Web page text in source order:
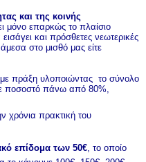
και της κοινής
μόνο επαρκώς το πλαίσιο
και πρόσθετες νεωτερικές
άμεσα στο μισθό μας είτε
πράξη υλοποιώντας το σύνολο
ποσοστό πάνω από 80%,
χρόνια πρακτική του
επίδομα των 50€ , το οποίο